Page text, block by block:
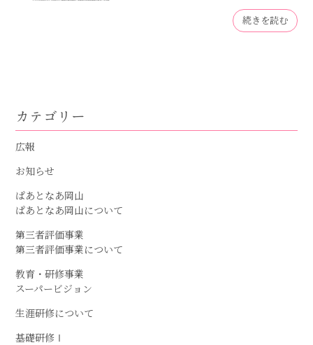
続きを読む
カテゴリー
広報
お知らせ
ぱあとなあ岡山
ぱあとなあ岡山について
第三者評価事業
第三者評価事業について
教育・研修事業
スーパービジョン
生涯研修について
基礎研修Ⅰ